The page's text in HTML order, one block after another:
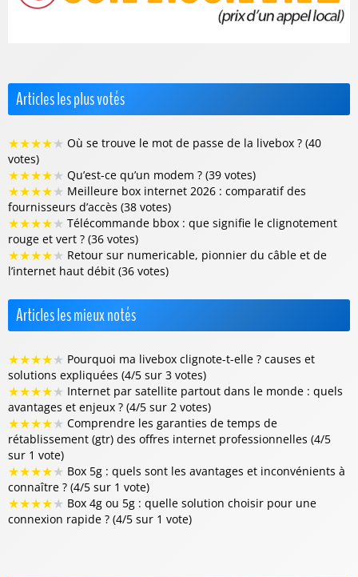
Articles les plus votés
★★★★★ Où se trouve le mot de passe de la livebox ? (40
votes)
★★★★★ Qu’est-ce qu’un modem ? (39 votes)
★★★★★ Meilleure box internet 2026 : comparatif des
fournisseurs d’accès (38 votes)
★★★★★ Télécommande bbox : que signifie le clignotement
rouge et vert ? (36 votes)
★★★★★ Retour sur numericable, pionnier du câble et de
l’internet haut débit (36 votes)
Articles les mieux notés
★★★★★ Pourquoi ma livebox clignote-t-elle ? causes et
solutions expliquées (4/5 sur 3 votes)
★★★★★ Internet par satellite partout dans le monde : quels
avantages et enjeux ? (4/5 sur 2 votes)
★★★★★ Comprendre les garanties de temps de
rétablissement (gtr) des offres internet professionnelles (4/5
sur 1 vote)
★★★★★ Box 5g : quels sont les avantages et inconvénients à
connaître ? (4/5 sur 1 vote)
★★★★★ Box 4g ou 5g : quelle solution choisir pour une
connexion rapide ? (4/5 sur 1 vote)